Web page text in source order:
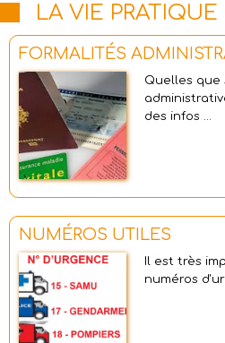
LA VIE PRATIQUE
FORMALITÉS
Quelles que
des infos ...
NUMÉROS UTILES
Il est très
numéros